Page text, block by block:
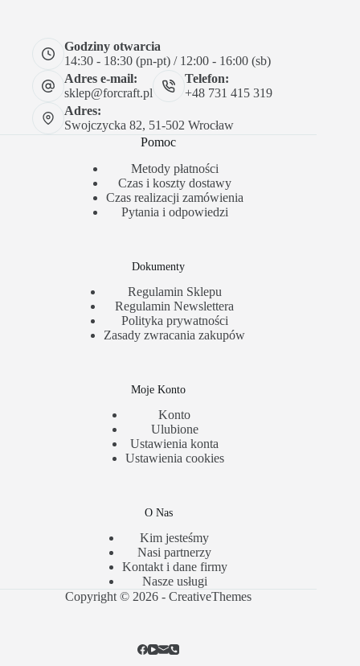
Godziny otwarcia
14:30 - 18:30 (pn-pt) / 12:00 - 16:00 (sb)
Adres e-mail:
sklep@forcraft.pl
Telefon:
+48 731 415 319
Adres:
Swojczycka 82, 51-502 Wrocław
Pomoc
Metody płatności
Czas i koszty dostawy
Czas realizacji zamówienia
Pytania i odpowiedzi
Dokumenty
Regulamin Sklepu
Regulamin Newslettera
Polityka prywatności
Zasady zwracania zakupów
Moje Konto
Konto
Ulubione
Ustawienia konta
Ustawienia cookies
O Nas
Kim jesteśmy
Nasi partnerzy
Kontakt i dane firmy
Nasze usługi
Copyright © 2026 -CreativeThemes